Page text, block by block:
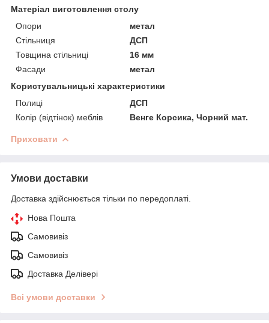
Матеріал виготовлення столу
Опори
метал
Стільниця
ДСП
Товщина стільниці
16 мм
Фасади
метал
Користувальницькі характеристики
Полиці
ДСП
Колір (відтінок) меблів
Венге Корсика, Чорний мат.
Приховати
Умови доставки
Доставка здійснюється тільки по передоплаті.
Нова Пошта
Самовивіз
Самовивіз
Доставка Делівері
Всі умови доставки